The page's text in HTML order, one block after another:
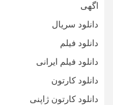
اگهی
دانلود سریال
دانلود فیلم
دانلود فیلم ایرانی
دانلود کارتون
دانلود کارتون ژاپنی